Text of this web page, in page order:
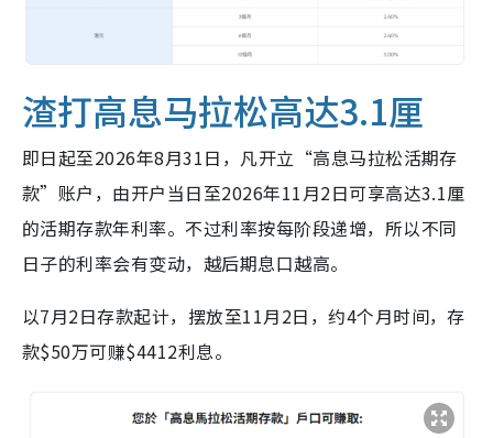
渣打高息马拉松高达3.1厘
即日起至2026年8月31日，凡开立“高息马拉松活期存
款”账户，由开户当日至2026年11月2日可享高达3.1厘
的活期存款年利率。不过利率按每阶段递增，所以不同
日子的利率会有变动，越后期息口越高。
以7月2日存款起计，摆放至11月2日，约4个月时间，存
款$50万可赚$4412利息。